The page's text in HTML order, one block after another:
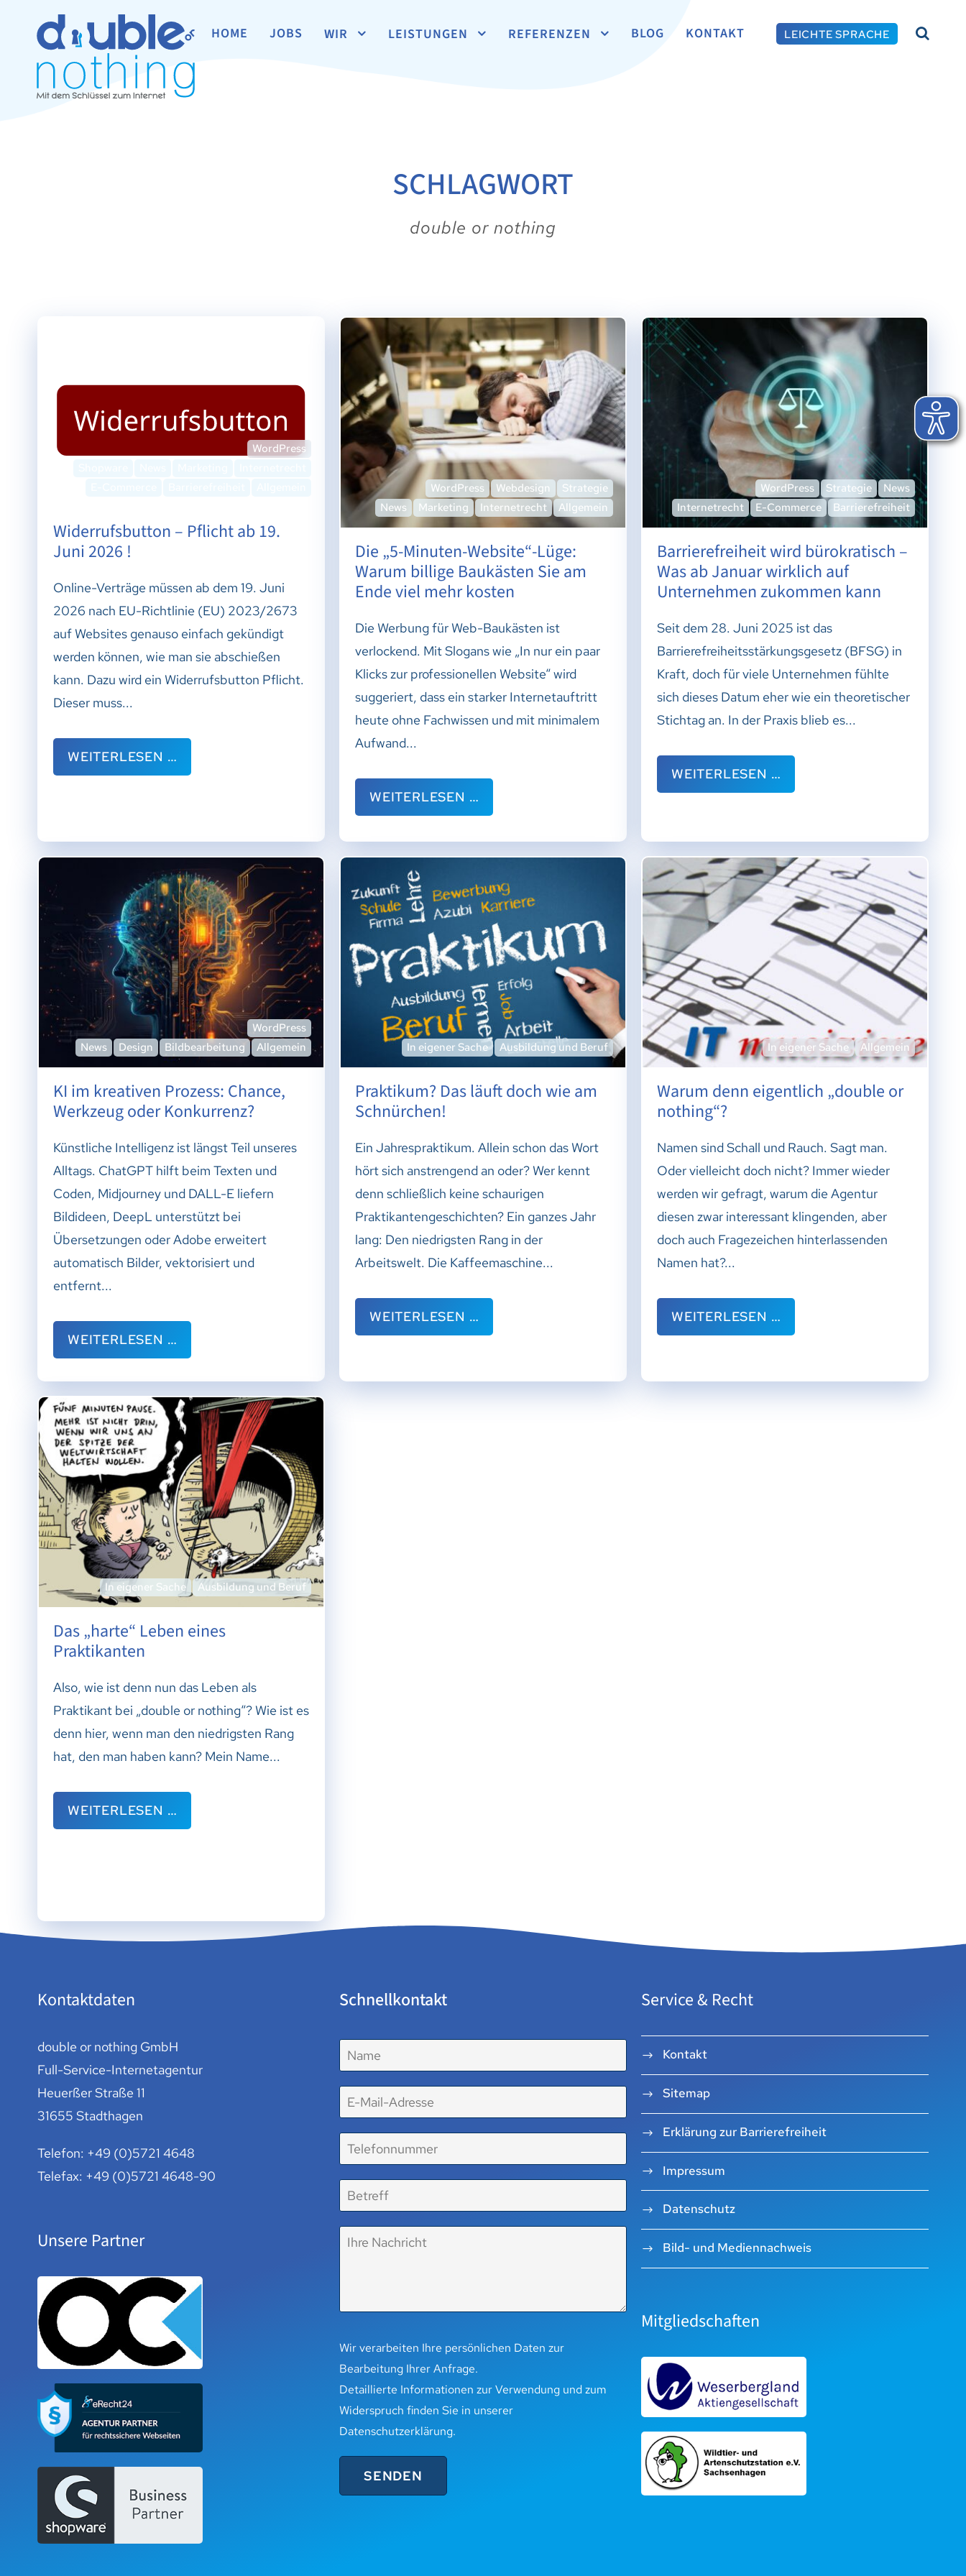
HOME JOBS WIR LEISTUNGEN REFERENZEN BLOG KONTAKT LEICHTE SPRACHE
SCHLAGWORT
double or nothing
WordPress
Widerrufsbutton – Pflicht ab 19.
Juni 2026 !
Online-Verträge müssen ab dem 19. Juni
2026 nach EU-Richtlinie (EU) 2023/2673
auf Websites genauso einfach gekündigt
werden können, wie man sie abschießen
kann. Dazu wird ein Widerrufsbutton Pflicht.
Dieser muss...
WEITERLESEN …
Allgemein
Internetrecht
Marketing
News
Strategie
Webdesign
WordPress
Die „5-Minuten-Website“-Lüge:
Warum billige Baukästen Sie am
Ende viel mehr kosten
Die Werbung für Web-Baukästen ist
verlockend. Mit Slogans wie „In nur ein paar
Klicks zur professionellen Website“ wird
suggeriert, dass ein starker Internetauftritt
heute ohne Fachwissen und mit minimalem
Aufwand...
WEITERLESEN …
Barrierefreiheit
E-Commerce
Internetrecht
News
Strategie
WordPress
Barrierefreiheit wird bürokratisch –
Was ab Januar wirklich auf
Unternehmen zukommen kann
Seit dem 28. Juni 2025 ist das
Barrierefreiheitsstärkungsgesetz (BFSG) in
Kraft, doch für viele Unternehmen fühlte
sich dieses Datum eher wie ein theoretischer
Stichtag an. In der Praxis blieb es...
WEITERLESEN …
Allgemein
Bildbearbeitung
Design
News
WordPress
KI im kreativen Prozess: Chance,
Werkzeug oder Konkurrenz?
Künstliche Intelligenz ist längst Teil unseres
Alltags. ChatGPT hilft beim Texten und
Coden, Midjourney und DALL-E liefern
Bildideen, DeepL unterstützt bei
Übersetzungen oder Adobe erweitert
automatisch Bilder, vektorisiert und
entfernt...
WEITERLESEN …
Ausbildung und Beruf
In eigener Sache
Praktikum? Das läuft doch wie am
Schnürchen!
Ein Jahrespraktikum. Allein schon das Wort
hört sich anstrengend an oder? Wer kennt
denn schließlich keine schaurigen
Praktikantengeschichten? Ein ganzes Jahr
lang: Den niedrigsten Rang in der
Arbeitswelt. Die Kaffeemaschine...
WEITERLESEN …
Allgemein
In eigener Sache
Warum denn eigentlich „double or
nothing“?
Namen sind Schall und Rauch. Sagt man.
Oder vielleicht doch nicht? Immer wieder
werden wir gefragt, warum die Agentur
diesen zwar interessant klingenden, aber
doch auch Fragezeichen hinterlassenden
Namen hat?...
WEITERLESEN …
Ausbildung und Beruf
In eigener Sache
Das „harte“ Leben eines
Praktikanten
Also, wie ist denn nun das Leben als
Praktikant bei „double or nothing“? Wie ist es
denn hier, wenn man den niedrigsten Rang
hat, den man haben kann? Mein Name...
WEITERLESEN …
Kontaktdaten
double or nothing GmbH
Full-Service-Internetagentur
Heuerßer Straße 11
31655 Stadthagen
Telefon: +49 (0)5721 4648
Telefax: +49 (0)5721 4648-90
Unsere Partner
Schnellkontakt
Wir verarbeiten Ihre persönlichen Daten zur
Bearbeitung Ihrer Anfrage.
Detaillierte Informationen zur Verwendung und zum
Widerspruch finden Sie in unserer
Datenschutzerklärung.
Service & Recht
Kontakt
Sitemap
Erklärung zur Barrierefreiheit
Impressum
Datenschutz
Bild- und Mediennachweis
Mitgliedschaften